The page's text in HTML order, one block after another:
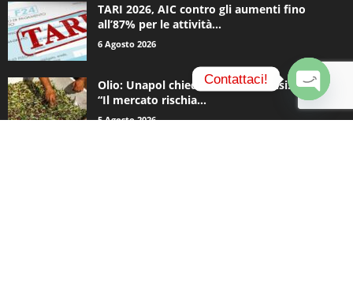
TARI 2026, AIC contro gli aumenti fino
all’87% per le attività...
6 Agosto 2026
Olio: Unapol chiede lo stato di crisi. Loiodice:
“Il mercato rischia...
5 Agosto 2026
Contattaci!
O